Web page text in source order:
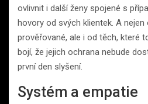
ovlivnit i další ženy spojené s
hovory od svých klientek. A nejen
prověřované, ale i od těch, které
bojí, že jejich ochrana nebude
první den slyšení.
Systém a empatie